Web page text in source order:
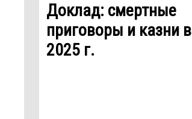
Доклад: смертные
приговоры и казни в
2025 г.